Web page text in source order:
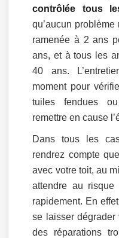
contrôlée tous
qu’aucun problème
ramenée à 2 ans
ans, et à tous les
40 ans.
moment pour
tuiles fendues
remettre en cause
Dans tous les
rendrez compte
avec votre toit, au
attendre au risque
rapidement. En
se laisser dégrader
des réparations